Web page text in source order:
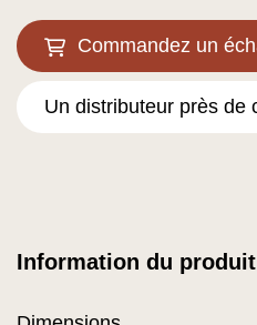
Commandez un
Un distributeur près de
Information du produit